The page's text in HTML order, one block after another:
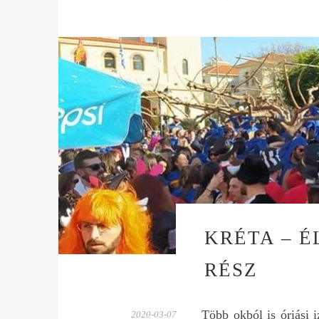
KRÉTA –
RÉSZ
2020-03-07
Több okból is óriási